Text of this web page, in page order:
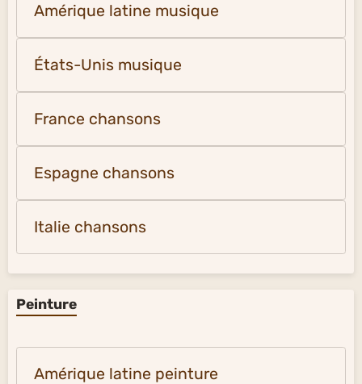
Amérique latine musique
États-Unis musique
France chansons
Espagne chansons
Italie chansons
Peinture
Amérique latine peinture